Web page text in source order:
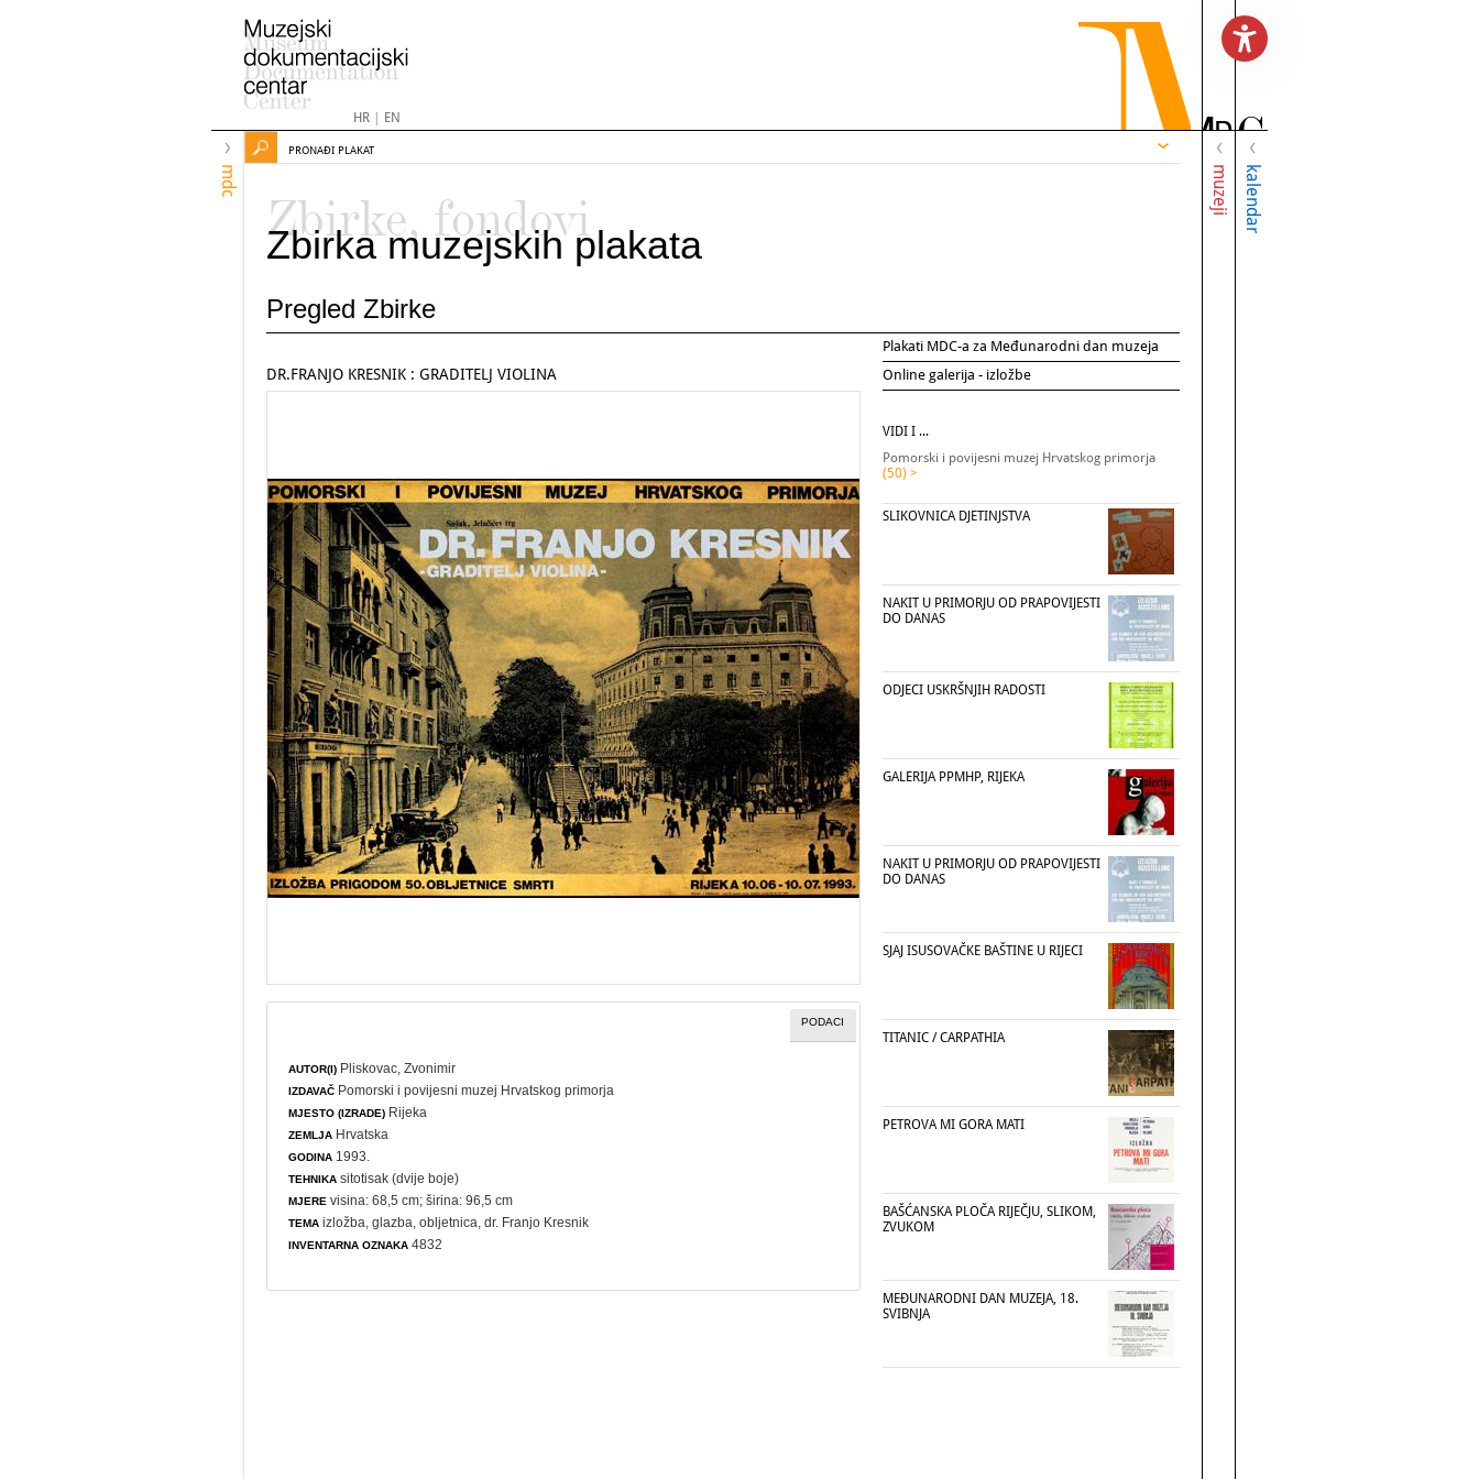
HR| EN
mdc muzeji kalendar
PRONAĐI PLAKAT
Zbirke, fondovi
Zbirka muzejskih plakata
Pregled Zbirke
Plakati MDC-a za Međunarodni dan muzeja
Online galerija - izložbe
DR.FRANJO KRESNIK : GRADITELJ VIOLINA
PODACI
AUTOR(I) Pliskovac, Zvonimir
IZDAVAČ Pomorski i povijesni muzej Hrvatskog primorja
MJESTO (IZRADE) Rijeka
ZEMLJA Hrvatska
GODINA 1993.
TEHNIKA sitotisak (dvije boje)
MJERE visina: 68,5 cm; širina: 96,5 cm
TEMA izložba ,glazba ,obljetnica , dr. Franjo Kresnik
INVENTARNA OZNAKA 4832
VIDI I ...
Pomorski i povijesni muzej Hrvatskog primorja
(50) >
SLIKOVNICA DJETINJSTVA
NAKIT U PRIMORJU OD PRAPOVIJESTI
DO DANAS
ODJECI USKRŠNJIH RADOSTI
GALERIJA PPMHP, RIJEKA
NAKIT U PRIMORJU OD PRAPOVIJESTI
DO DANAS
SJAJ ISUSOVAČKE BAŠTINE U RIJECI
TITANIC / CARPATHIA
PETROVA MI GORA MATI
BAŠĆANSKA PLOČA RIJEČJU, SLIKOM,
ZVUKOM
MEĐUNARODNI DAN MUZEJA, 18.
SVIBNJA